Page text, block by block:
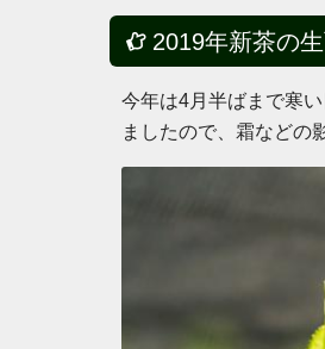
2019年新茶の
今年は4月半ばまで寒
ましたので、霜などの